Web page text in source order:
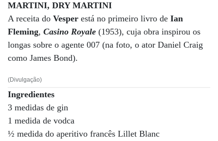
MARTINI, DRY MARTINI
A receita do Vesper está no primeiro livro de Ian
Fleming, Casino Royale (1953), cuja obra inspirou os
longas sobre o agente 007 (na foto, o ator Daniel Craig
como James Bond).
(Divulgação)
Ingredientes
3 medidas de gin
1 medida de vodca
½ medida do aperitivo francês Lillet Blanc